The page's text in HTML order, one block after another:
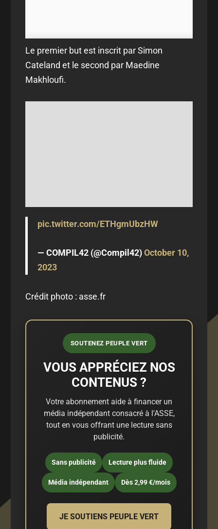
Le premier but est inscrit par Simon
Cateland et le second par Maedine
Makhloufi.
pic.twitter.com/ETHgmUbzHW
— COMPIL42 (@Compil42)October 10,
2023
Crédit photo : asse.fr
SOUTENEZ PEUPLE VERT
VOUS APPRÉCIEZ NOS
CONTENUS ?
Votre abonnement aide à financer un
média indépendant consacré à l'ASSE,
tout en vous offrant une lecture sans
publicité.
Sans publicité Lecture plus fluide
Média indépendant Dès 2,99 €/mois
JE SOUTIENS PEUPLE VERT